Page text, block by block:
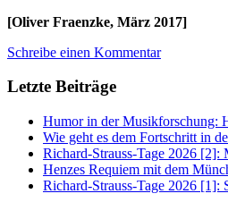
[Oliver Fraenzke, März 2017]
Schreibe einen Kommentar
Letzte Beiträge
Humor in der Musikforschung:
Wie geht es dem Fortschritt in
Richard-Strauss-Tage 2026 [2]:
Henzes Requiem mit dem
Richard-Strauss-Tage 2026 [1]: